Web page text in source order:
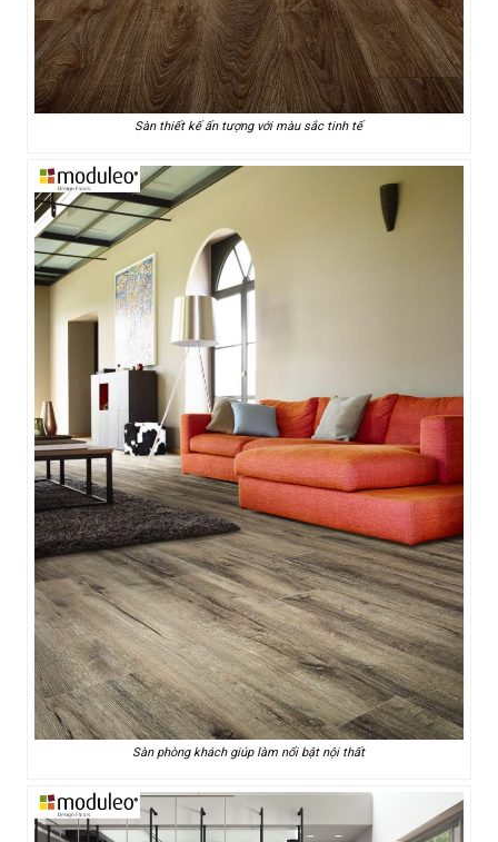
Sàn thiết kế ấn tượng với màu sắc tinh tế
Sàn phòng khách giúp làm nổi bật nội thất